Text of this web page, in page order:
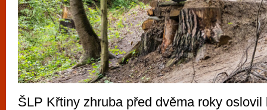
ŠLP Křtiny zhruba před dvěma roky oslovil